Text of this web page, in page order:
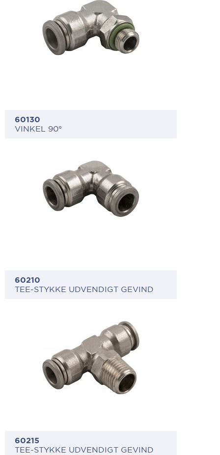
60130
VINKEL 90°
60210
TEE-STYKKE UDVENDIGT GEVIND
60215
TEE-STYKKE UDVENDIGT GEVIND